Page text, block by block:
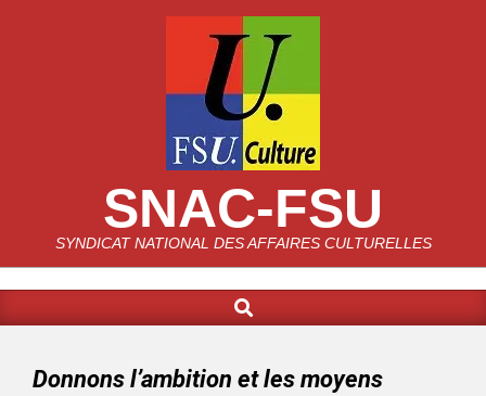
SNAC-FSU
SYNDICAT NATIONAL DES AFFAIRES CULTURELLES
Donnons l’ambition et les moyens